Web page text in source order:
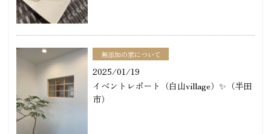
無添加の家について
2025/01/19
イベントレポート（白山village）✨（半田
市）